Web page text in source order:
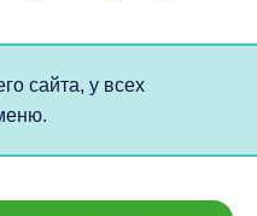
сайта, у всех